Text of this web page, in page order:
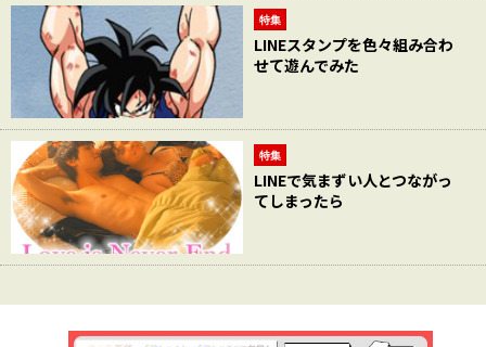
特集
LINEスタンプを色々組み合わ
せて遊んでみた
特集
LINEで気まずい人とつながっ
てしまったら